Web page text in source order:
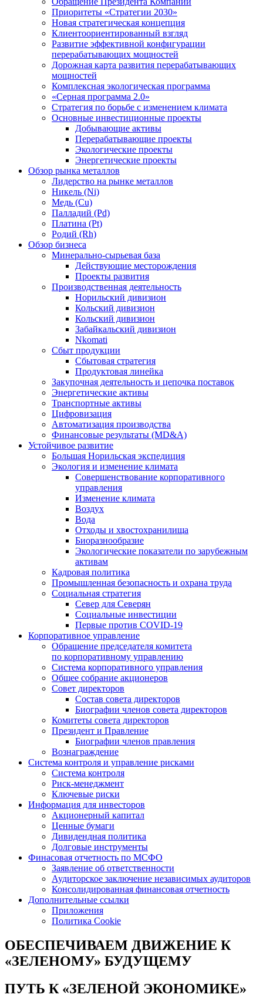
Приоритеты «Стратегии 2030»
Новая стратегическая концепция
Клиентоориентированный взгляд
Развитие эффективной конфигурации
перерабатывающих мощностей
Дорожная карта развития перерабатывающих
мощностей
Комплексная экологическая программа
«Серная программа 2.0»
Стратегия по борьбе с изменением климата
Основные инвестиционные проекты
Добывающие активы
Перерабатывающие проекты
Экологические проекты
Энергетические проекты
Обзор рынка металлов
Лидерство на рынке металлов
Никель (Ni)
Медь (Cu)
Палладий (Pd)
Платина (Pt)
Родий (Rh)
Обзор бизнеса
Минерально-сырьевая база
Действующие месторождения
Проекты развития
Производственная деятельность
Норильский дивизион
Кольский дивизион
Кольский дивизион
Забайкальский дивизион
Nkomati
Сбыт продукции
Сбытовая стратегия
Продуктовая линейка
Закупочная деятельность и цепочка поставок
Энергетические активы
Транспортные активы
Цифровизация
Автоматизация производства
Финансовые результаты (MD&A)
Устойчивое развитие
Большая Норильская экспедиция
Экология и изменение климата
Совершенствование корпоративного
управления
Изменение климата
Воздух
Вода
Отходы и хвостохранилища
Биоразнообразие
Экологические показатели по зарубежным
активам
Кадровая политика
Промышленная безопасность и охрана труда
Социальная стратегия
Север для Северян
Социальные инвестиции
Первые против COVID‑19
Корпоративное управление
Обращение председателя комитета
по корпоративному управлению
Система корпоративного управления
Общее собрание акционеров
Совет директоров
Состав совета директоров
Биографии членов совета директоров
Комитеты совета директоров
Президент и Правление
Биографии членов правления
Вознаграждение
Система контроля и управление рисками
Система контроля
Риск-менеджмент
Ключевые риски
Информация для инвесторов
Акционерный капитал
Ценные бумаги
Дивидендная политика
Долговые инструменты
Финасовая отчетность по МСФО
Заявление об ответственности
Аудиторское заключение независимых аудиторов
Консолидированная финансовая отчетность
Дополнительные ссылки
Приложения
Политика Cookie
ОБЕСПЕЧИВАЕМ ДВИЖЕНИЕ К
«ЗЕЛЕНОМУ» БУДУЩЕМУ
ПУТЬ К«ЗЕЛЕНОЙ ЭКОНОМИКЕ»